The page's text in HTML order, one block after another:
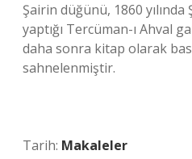
Şairin düğünü, 1860
yaptığı Tercüman-ı Ahval
daha sonra kitap olarak
sahnelenmiştir.
Tarih: Makaleler